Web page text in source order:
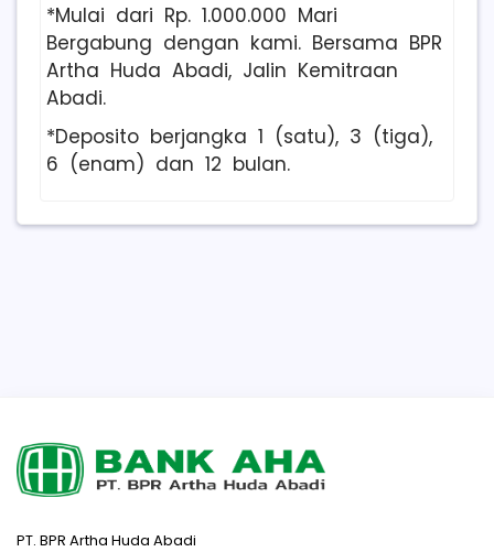
*Mulai dari Rp. 1.000.000 Mari
Bergabung dengan kami. Bersama BPR
Artha Huda Abadi, Jalin Kemitraan
Abadi.
*Deposito berjangka 1 (satu), 3 (tiga),
6 (enam) dan 12 bulan.
PT. BPR Artha Huda Abadi